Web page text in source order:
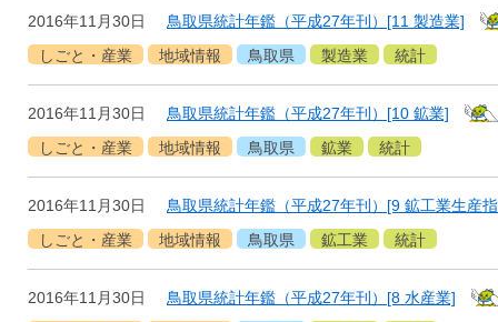
2016年11月30日
鳥取県統計年鑑（平成27年刊）[11 製造業]
しごと・産業
地域情報 鳥取県 製造業 統計
2016年11月30日
鳥取県統計年鑑（平成27年刊）[10 鉱業]
しごと・産業
地域情報 鳥取県 鉱業 統計
2016年11月30日
鳥取県統計年鑑（平成27年刊）[9 鉱工業生産
しごと・産業
地域情報 鳥取県 鉱工業 統計
2016年11月30日
鳥取県統計年鑑（平成27年刊）[8 水産業]